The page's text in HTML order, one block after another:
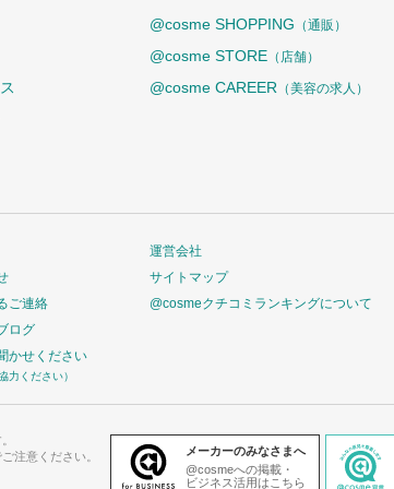
@cosme SHOPPING （通販）
@cosme STORE （店舗）
@cosme CAREER （美容の求人）
ご連絡
ログ
かせください
力ください）
運営会社
サイトマップ
@cosmeクチコミランキングについて
注意ください。
メーカーのみなさまへ
@cosmeへの掲載・
ビジネス活用はこちら